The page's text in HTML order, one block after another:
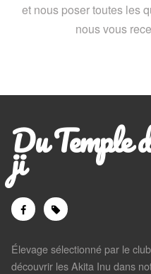
et nous poser toutes les
nous vous
Du Temple
ji
Élevage sélectionné par le
découvrir les Akita Inu dans